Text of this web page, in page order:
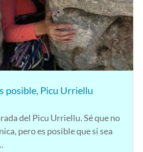
posible, Picu Urriellu
del Picu Urriellu. Sé que no
pero es posible que si sea